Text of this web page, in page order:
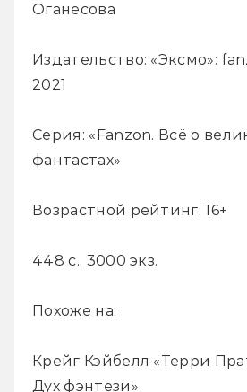
Оганесова
Издательство: «Эксмо»:
2021
Серия: «Fanzon. Всё о
фантастах»
Возрастной рейтинг: 16+
448 с., 3000 экз.
Похоже на:
Крейг Кэйбелл «Терри
Дух фэнтези»